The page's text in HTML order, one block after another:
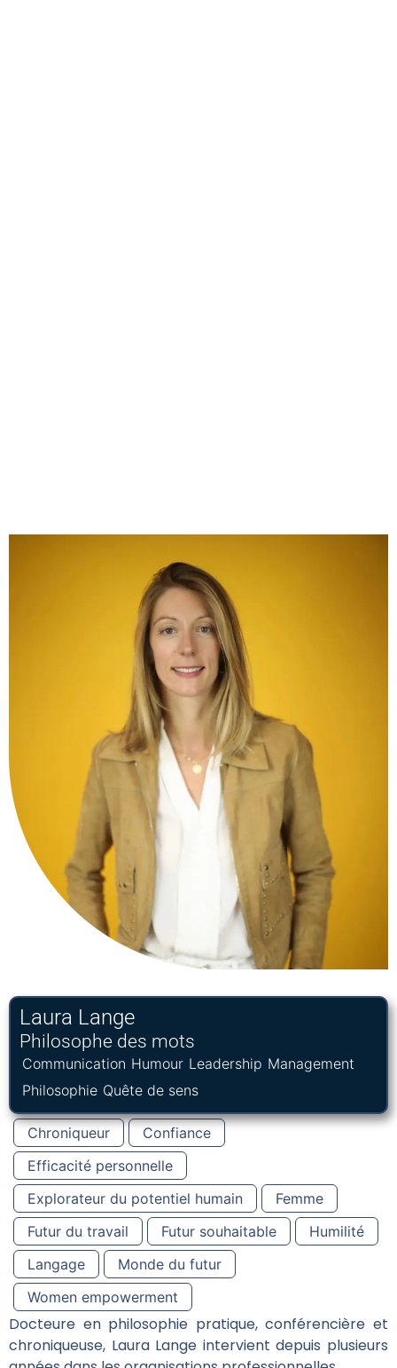
Laura Lange
Philosophe des mots
Communication Humour Leadership Management
Philosophie Quête de sens
Chroniqueur
Confiance
Efficacité personnelle
Explorateur du potentiel humain
Femme
Futur du travail
Futur souhaitable
Humilité
Langage
Monde du futur
Women empowerment
Docteure en philosophie pratique, conférencière et
chroniqueuse, Laura Lange intervient depuis plusieurs